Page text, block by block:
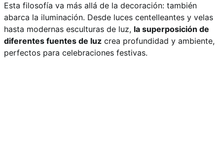
Esta filosofía va más allá de la decoración: también
abarca la iluminación. Desde luces centelleantes y velas
hasta modernas esculturas de luz, la superposición de
diferentes fuentes de luz crea profundidad y ambiente,
perfectos para celebraciones festivas.